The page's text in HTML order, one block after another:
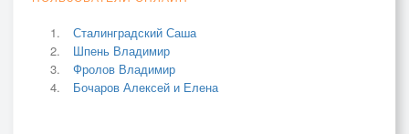
Сталинградский Саша
Шпень Владимир
Фролов Владимир
Бочаров Алексей и Елена